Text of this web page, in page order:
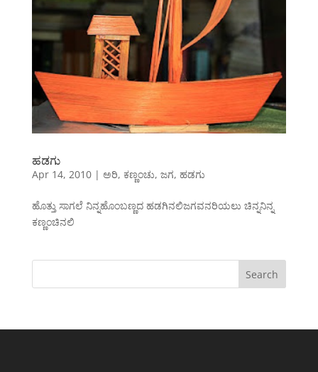
ಹಡಗು
Apr 14, 2010| ಅರಿ, ಕಣ್ಣಂಚು, ಜಗ, ಹಡಗು
ಹೊತ್ತು ಸಾಗಲೆ ನಿನ್ನಹೊಂಬಣ್ಣದ ಹಡಗಿನಲಿಜಗವನರಿಯಲು ಚಿನ್ನನಿನ್ನ
ಕಣ್ಣಂಚಿನಲಿ